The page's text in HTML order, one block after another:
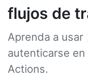
flujos de
Aprenda a usar
autenticarse
Actions.